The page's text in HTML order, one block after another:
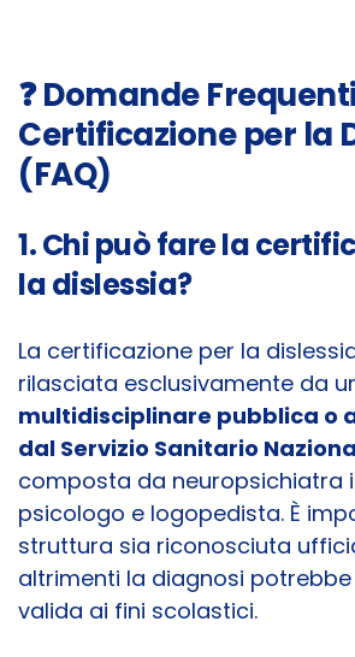
❓Domande
Certificazione per la
(FAQ)
1. Chi può fare la
la dislessia?
La certificazione per la
rilasciata esclusivamente da
multidisciplinare pubblica o
dal Servizio Sanitario
composta da neuropsichiatra
psicologo e logopedista. È
struttura sia riconosciuta
altrimenti la diagnosi
valida ai fini scolastici.